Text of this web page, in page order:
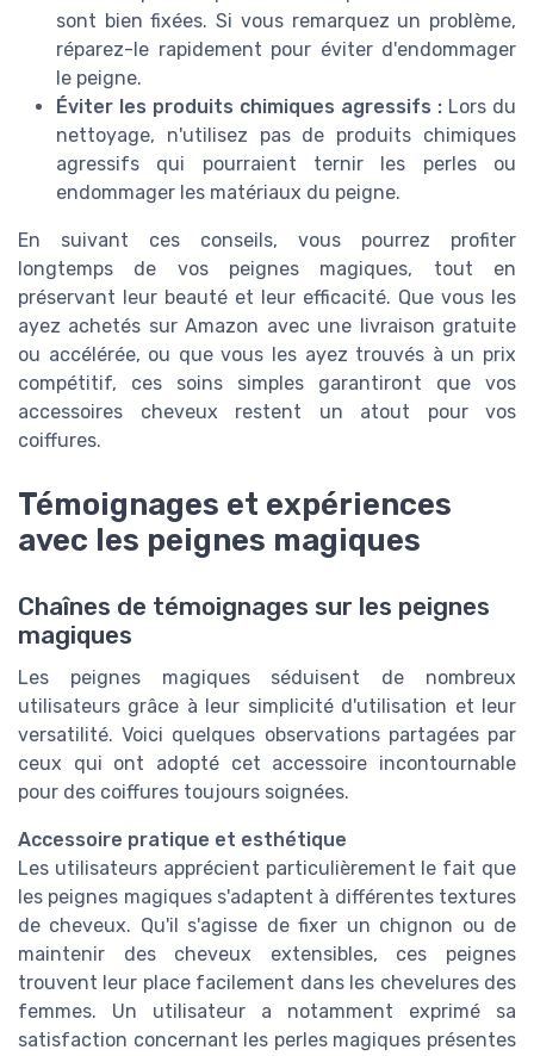
sont bien fixées. Si vous remarquez un problème,
réparez-le rapidement pour éviter d'endommager
le peigne.
Éviter les produits chimiques agressifs : Lors du
nettoyage, n'utilisez pas de produits chimiques
agressifs qui pourraient ternir les perles ou
endommager les matériaux du peigne.
En suivant ces conseils, vous pourrez profiter
longtemps de vos peignes magiques, tout en
préservant leur beauté et leur efficacité. Que vous les
ayez achetés sur Amazon avec une livraison gratuite
ou accélérée, ou que vous les ayez trouvés à un prix
compétitif, ces soins simples garantiront que vos
accessoires cheveux restent un atout pour vos
coiffures.
Témoignages et expériences
avec les peignes magiques
Chaînes de témoignages sur les peignes
magiques
Les peignes magiques séduisent de nombreux
utilisateurs grâce à leur simplicité d'utilisation et leur
versatilité. Voici quelques observations partagées par
ceux qui ont adopté cet accessoire incontournable
pour des coiffures toujours soignées.
Accessoire pratique et esthétique
Les utilisateurs apprécient particulièrement le fait que
les peignes magiques s'adaptent à différentes textures
de cheveux. Qu'il s'agisse de fixer un chignon ou de
maintenir des cheveux extensibles, ces peignes
trouvent leur place facilement dans les chevelures des
femmes. Un utilisateur a notamment exprimé sa
satisfaction concernant les perles magiques présentes